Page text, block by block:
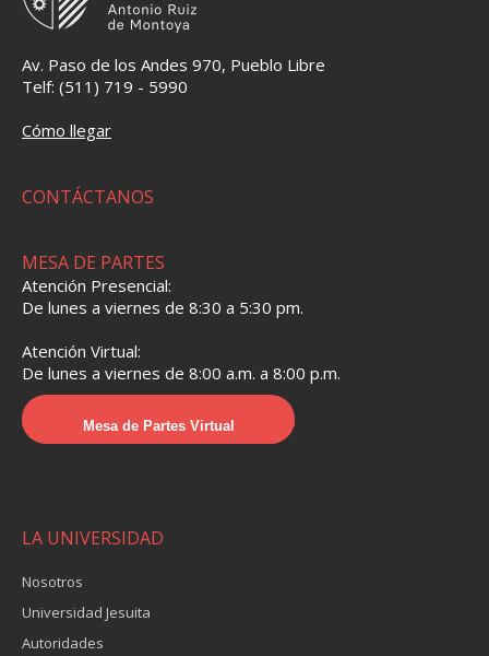
Av. Paso de los Andes 970, Pueblo Libre
Telf: (511) 719 - 5990
Cómo llegar
CONTÁCTANOS
MESA DE PARTES
Atención Presencial:
De lunes a viernes de 8:30 a 5:30 pm.
Atención Virtual:
De lunes a viernes de 8:00 a.m. a 8:00 p.m.
Mesa de Partes Virtual
LA UNIVERSIDAD
Nosotros
Universidad Jesuita
Autoridades